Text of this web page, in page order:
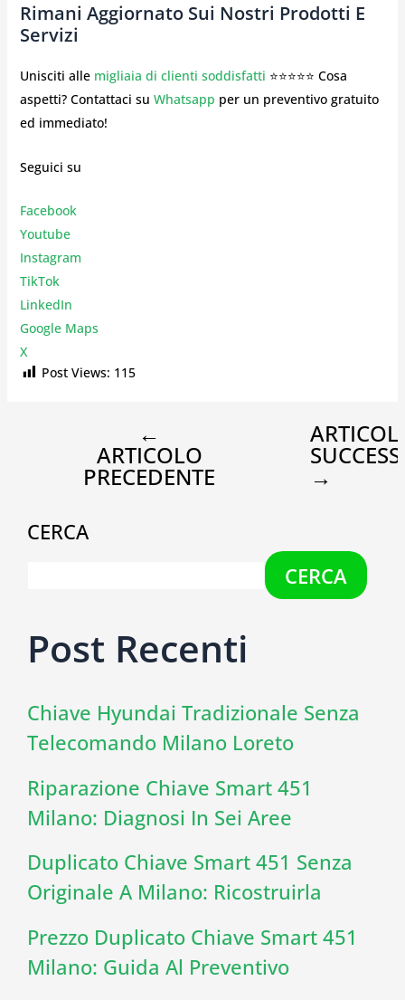
Rimani Aggiornato Sui Nostri Prodotti E
Servizi
Unisciti alle migliaia di clienti soddisfatti ⭐⭐⭐⭐⭐ Cosa
aspetti? Contattaci su Whatsapp per un preventivo gratuito
ed immediato!
Seguici su
Facebook
Youtube
Instagram
TikTok
LinkedIn
Google Maps
X
Post Views: 115
←
ARTICOLO
PRECEDENTE →
CERCA
CERCA
Post Recenti
Chiave Hyundai Tradizionale Senza
Telecomando Milano Loreto
Riparazione Chiave Smart 451
Milano: Diagnosi In Sei Aree
Duplicato Chiave Smart 451 Senza
Originale A Milano: Ricostruirla
Prezzo Duplicato Chiave Smart 451
Milano: Guida Al Preventivo